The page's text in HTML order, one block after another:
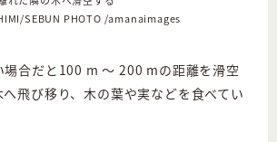
SEBUN PHOTO /amanaimages
場合だと100 m ～ 200 mの距離を滑空
へ飛び移り、木の葉や実などを食べてい